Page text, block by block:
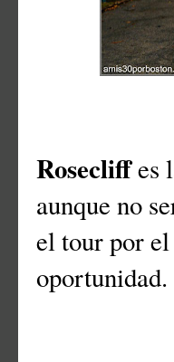
Rosecliffes
aunque no
el tour por
oportunidad.